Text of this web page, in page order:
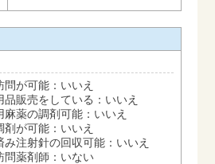
問が可能：いいえ
品販売をしている：いいえ
麻薬の調剤可能：いいえ
剤が可能：いいえ
み注射針の回収可能：いいえ
問薬剤師：いない